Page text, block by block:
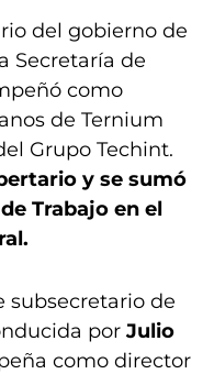
del gobierno de
Secretaría de
como
de Ternium
Grupo Techint.
y se sumó
Trabajo en el
subsecretario de
por Julio
como director